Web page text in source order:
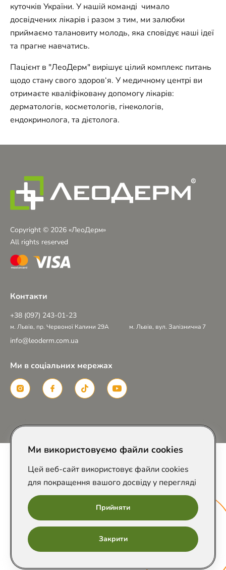
куточків України. У нашій команді чимало
досвідчених лікарів і разом з тим, ми залюбки
приймаємо талановиту молодь, яка сповідує наші ідеї
та прагне навчатись.
Пацієнт в "ЛеоДерм" вирішує цілий комплекс питань
щодо стану свого здоров‘я. У медичному центрі ви
отримаєте кваліфіковану допомогу лікарів:
дерматологів, косметологів, гінекологів,
ендокринолога, та дієтолога.
Copyright © 2026 «ЛеоДерм»
All rights reserved
Контакти
+38 (097) 243-01-23
м. Львів, пр. Червоної Калини 29А м. Львів, вул. Залізнична 7
info@leoderm.com.ua
Ми в соціальних мережах
Ми використовуємо файли cookies
Цей веб-сайт використовує файли cookies
для покращення вашого досвіду у перегляді
Прийняти
Закрити
Онлайн
запис